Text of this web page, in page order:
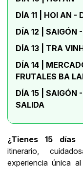
DÍA 11 | HOI AN -
DÍA 12 | SAIGÓN
DÍA 13 | TRA
DÍA 14 |
FRUTALES BA
DÍA 15 | SAIGÓN
SALIDA
¿Tienes 15 días
itinerario,
experiencia única